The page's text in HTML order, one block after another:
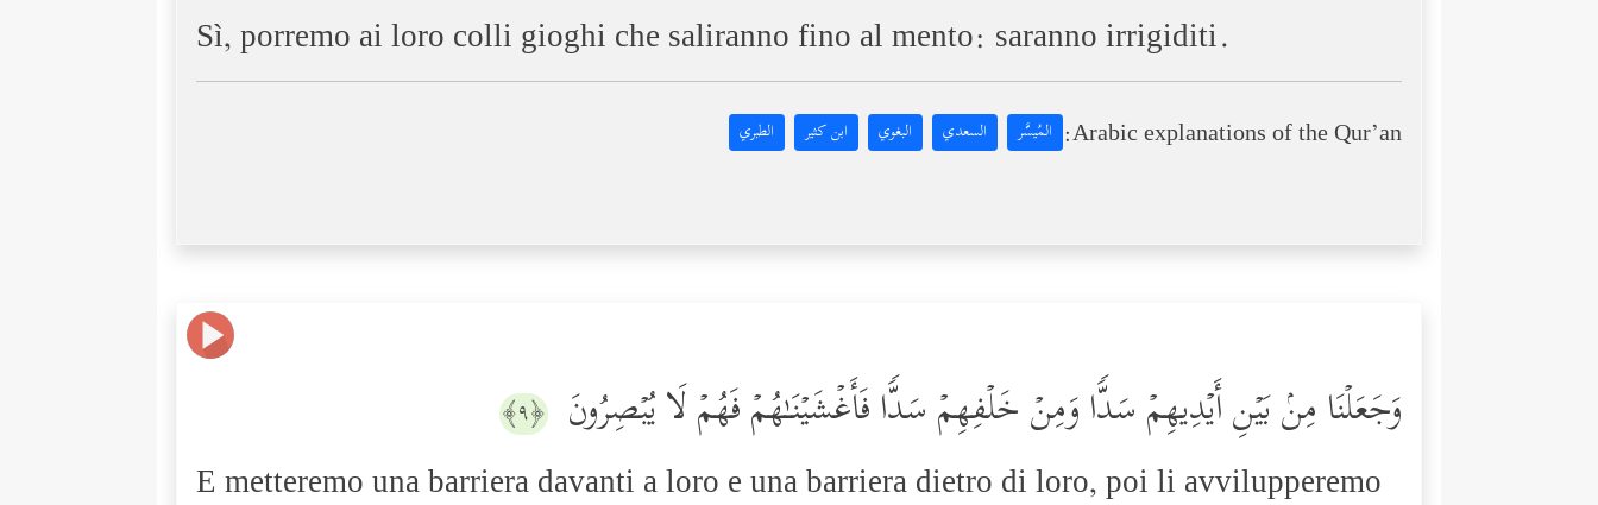
Sì, porremo ai loro colli gioghi che saliranno fino al mento: saranno irrigiditi.
Arabic explanations of the Qur’an: المُيسَّر السعدي البغوي ابن كثير الطبري
وَجَعَلۡنَا مِنۢ بَیۡنِ أَیۡدِیهِمۡ سَدࣰّا وَمِنۡ خَلۡفِهِمۡ سَدࣰّا فَأَغۡشَیۡنَـٰهُمۡ فَهُمۡ لَا یُبۡصِرُونَ ﴿٩﴾
E metteremo una barriera davanti a loro e una barriera dietro di loro, poi li avvilupperemo